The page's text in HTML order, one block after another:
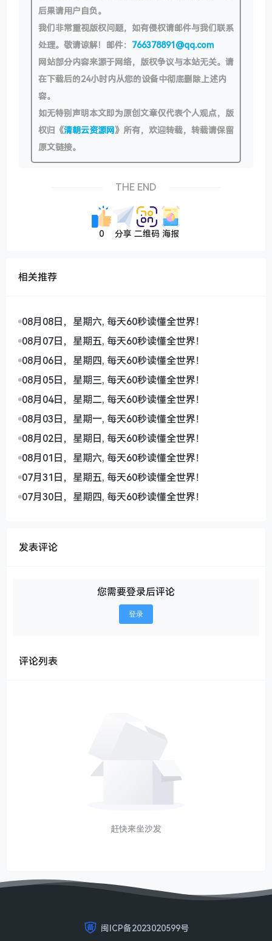
后果请用户自负。
我们非常重视版权问题，如有侵权请邮件与我们联系
处理。敬请谅解！邮件： 766378891@qq.com
网站部分内容来源于网络，版权争议与本站无关。请
在下载后的24小时内从您的设备中彻底删除上述内
容。
如无特别声明本文即为原创文章仅代表个人观点，版
权归《清朝云资源网》所有，欢迎转载，转载请保留
原文链接。
THE END
0 分享 二维码 海报
相关推荐
08月08日，星期六, 每天60秒读懂全世界！
08月07日，星期五, 每天60秒读懂全世界！
08月06日，星期四, 每天60秒读懂全世界！
08月05日，星期三, 每天60秒读懂全世界！
08月04日，星期二, 每天60秒读懂全世界！
08月03日，星期一, 每天60秒读懂全世界！
08月02日，星期日, 每天60秒读懂全世界！
08月01日，星期六, 每天60秒读懂全世界！
07月31日，星期五, 每天60秒读懂全世界！
07月30日，星期四, 每天60秒读懂全世界！
发表评论
您需要登录后评论
登录
评论列表
赶快来坐沙发
闽ICP备2023020599号